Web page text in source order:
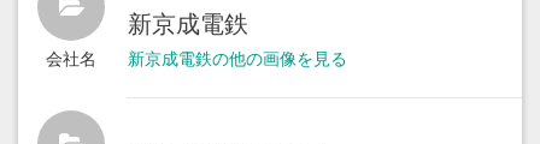
会社名
新京成電鉄
新京成電鉄の他の画像を見る